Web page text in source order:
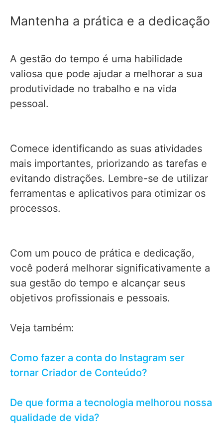
Mantenha a prática e a dedicação
A gestão do tempo é uma habilidade
valiosa que pode ajudar a melhorar a sua
produtividade no trabalho e na vida
pessoal.
Comece identificando as suas atividades
mais importantes, priorizando as tarefas e
evitando distrações. Lembre-se de utilizar
ferramentas e aplicativos para otimizar os
processos.
Com um pouco de prática e dedicação,
você poderá melhorar significativamente a
sua gestão do tempo e alcançar seus
objetivos profissionais e pessoais.
Veja também:
Como fazer a conta do Instagram ser
tornar Criador de Conteúdo?
De que forma a tecnologia melhorou nossa
qualidade de vida?